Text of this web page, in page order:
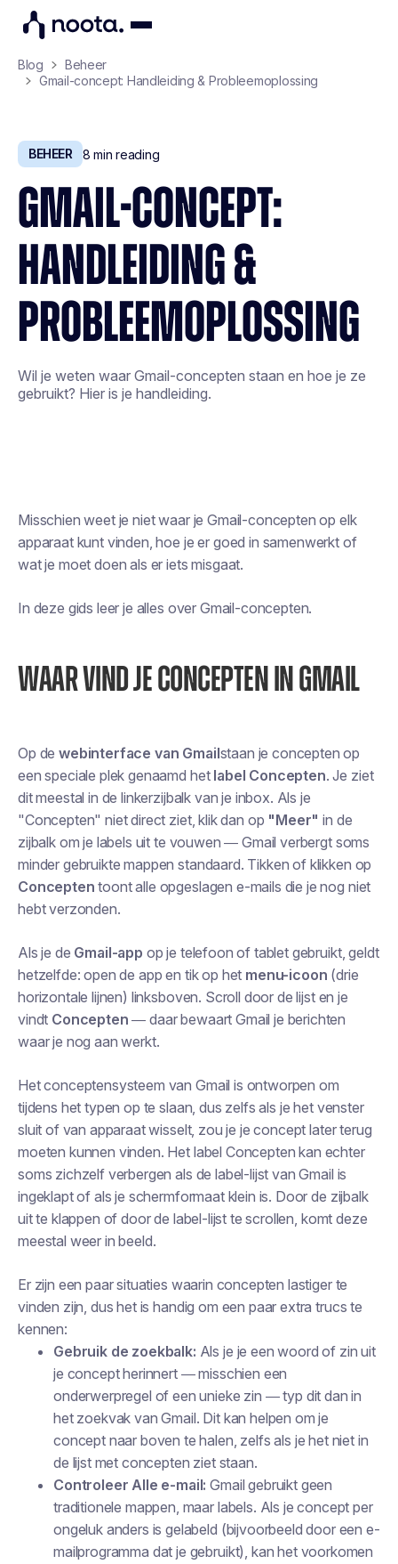
Blog
Beheer
Gmail-concept: Handleiding & Probleemoplossing
BEHEER 8 min reading
GMAIL-CONCEPT:
HANDLEIDING &
PROBLEEMOPLOSSING
Wil je weten waar Gmail-concepten staan en hoe je ze
gebruikt? Hier is je handleiding.
Misschien weet je niet waar je Gmail-concepten op elk
apparaat kunt vinden, hoe je er goed in samenwerkt of
wat je moet doen als er iets misgaat.
In deze gids leer je alles over Gmail-concepten.
WAAR VIND JE CONCEPTEN IN GMAIL
Op dewebinterface van Gmailstaan je concepten op
een speciale plek genaamd het label Concepten. Je ziet
dit meestal in de linkerzijbalk van je inbox. Als je
"Concepten" niet direct ziet, klik dan op "Meer" in de
zijbalk om je labels uit te vouwen — Gmail verbergt soms
minder gebruikte mappen standaard. Tikken of klikken op
Concepten toont alle opgeslagen e-mails die je nog niet
hebt verzonden.
Als je de Gmail-app op je telefoon of tablet gebruikt, geldt
hetzelfde: open de app en tik op het menu-icoon (drie
horizontale lijnen) linksboven. Scroll door de lijst en je
vindt Concepten — daar bewaart Gmail je berichten
waar je nog aan werkt.
Het conceptensysteem van Gmail is ontworpen om
tijdens het typen op te slaan, dus zelfs als je het venster
sluit of van apparaat wisselt, zou je je concept later terug
moeten kunnen vinden. Het label Concepten kan echter
soms zichzelf verbergen als de label-lijst van Gmail is
ingeklapt of als je schermformaat klein is. Door de zijbalk
uit te klappen of door de label-lijst te scrollen, komt deze
meestal weer in beeld.
Er zijn een paar situaties waarin concepten lastiger te
vinden zijn, dus het is handig om een paar extra trucs te
kennen:
Gebruik de zoekbalk: Als je je een woord of zin uit
je concept herinnert — misschien een
onderwerpregel of een unieke zin — typ dit dan in
het zoekvak van Gmail. Dit kan helpen om je
concept naar boven te halen, zelfs als je het niet in
de lijst met concepten ziet staan.
Controleer Alle e-mail: Gmail gebruikt geen
traditionele mappen, maar labels. Als je concept per
ongeluk anders is gelabeld (bijvoorbeeld door een e-
mailprogramma dat je gebruikt), kan het voorkomen